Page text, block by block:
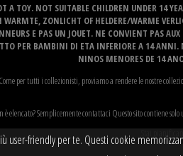
A TOY. NOT SUITABLE CHILDREN UNDER 14
ZONLICHT OF HELDERE/WARME
E PAS UN JOUET. NE CONVIENT PAS
PER BAMBINI DI ETA INFERIORE A 14 ANNI.
NINOS MENORES DE 14
per tutti i collezionisti, proviamo a rendere le nostre
è elencato? Semplicemente contattaci Questo sito contiene
Stai
user-friendly per te. Questi cookie